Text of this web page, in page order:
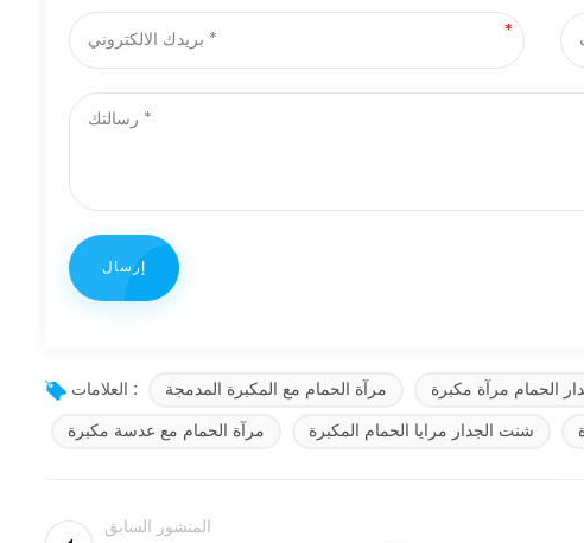
العلامات : مرآة الحمام مع المكبرة المدمجة الحمام مرآة مكبرة
مرآة الحمام مع عدسة مكبرة
شنت الجدار مرايا الحمام المكبرة
المنشور السابق